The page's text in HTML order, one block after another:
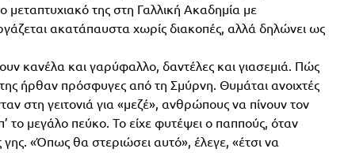
μεταπτυχιακό της στη Γαλλική Ακαδημία με
ακατάπαυστα χωρίς διακοπές, αλλά δηλώνει ως
κανέλα και γαρύφαλλο, δαντέλες και γιασεμιά. Πώς
ήρθαν πρόσφυγες από τη Σμύρνη. Θυμάται ανοιχτές
στη γειτονιά για «μεζέ», ανθρώπους να πίνουν τον
το μεγάλο πεύκο. Το είχε φυτέψει ο παππούς, όταν
«Όπως θα στεριώσει αυτό», έλεγε, «έτσι να